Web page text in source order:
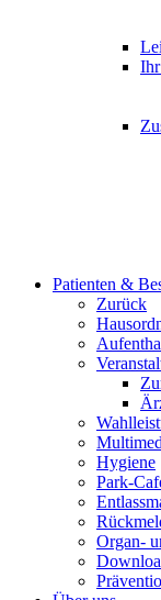
Patienten &
Zurück
Hygiene
Park-
Organ-